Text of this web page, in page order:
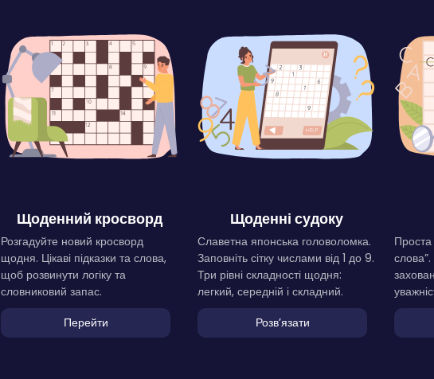
Щоденний кросворд
Розгадуйте новий кросворд
щодня. Цікаві підказки та слова,
щоб розвинути логіку та
словниковий запас.
Перейти
Щоденні судоку
Славетна японська головоломка.
Заповніть сітку числами від 1 до 9.
Три рівні складності щодня:
легкий, середній і складний.
Розвʼязати
Проста